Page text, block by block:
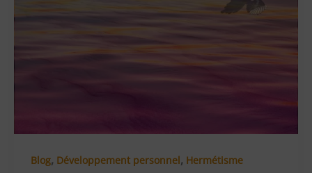
Blog, Développement personnel, Hermétisme